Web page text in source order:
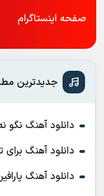
صفحه اینستاگرام
جدیدترین
دانلود آهنگ نگو
دانلود آهنگ برای
دانلود آهنگ